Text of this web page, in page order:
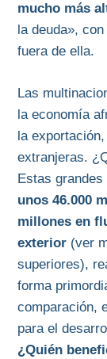
mucho más
la deuda»,
fuera de ella.
Las
la economía
la
extranjeras.
Estas
unos 46.000
millones en
exterior (ver
superiores),
forma
comparación,
para el
¿Quién